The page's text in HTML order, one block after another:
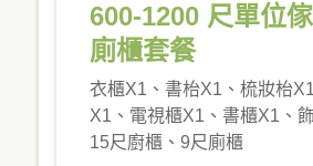
600-1200 尺單位
廁櫃套餐
衣櫃X1、書枱X1、梳妝枱
X1、電視櫃X1、書櫃X1、
15尺廚櫃、9尺廁櫃